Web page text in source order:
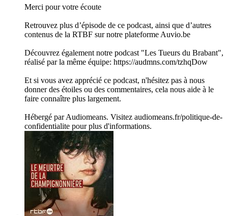
Merci pour votre écoute
Retrouvez plus d’épisode de ce podcast, ainsi que d’autres
contenus de la RTBF sur notre plateforme Auvio.be
Découvrez également notre podcast "Les Tueurs du Brabant",
réalisé par la même équipe: https://audmns.com/tzhqDow
Et si vous avez apprécié ce podcast, n'hésitez pas à nous
donner des étoiles ou des commentaires, cela nous aide à le
faire connaître plus largement.
Hébergé par Audiomeans. Visitez audiomeans.fr/politique-de-
confidentialite pour plus d'informations.